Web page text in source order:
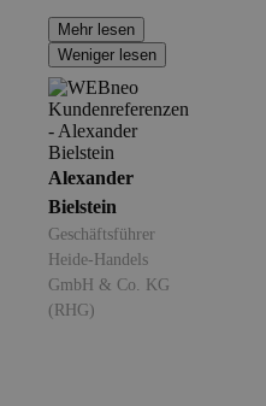
Mehr lesen
Weniger lesen
Alexander
Bielstein
Geschäftsführer
Heide-Handels
GmbH & Co. KG
(RHG)